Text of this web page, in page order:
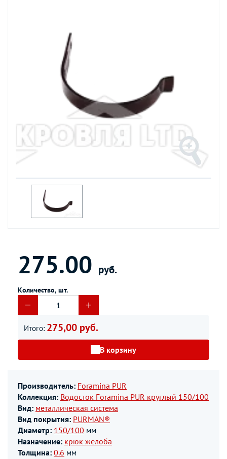
275.00 руб.
Количество, шт.
Итого: 275,00 руб.
В корзину
Производитель: Foramina PUR
Коллекция: Водосток Foramina PUR круглый 150/100
Вид: металлическая система
Вид покрытия: PURMAN®
Диаметр: 150/100 мм
Назначение: крюк желоба
Толщина: 0.6 мм